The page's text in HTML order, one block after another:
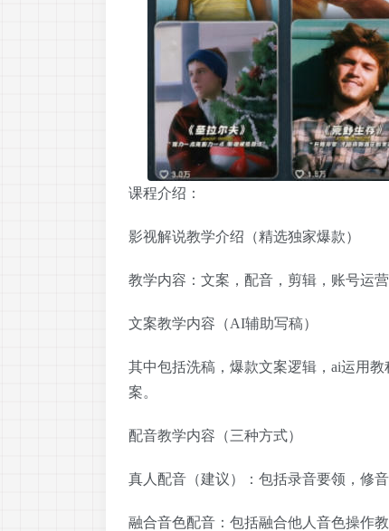
课程介绍：
影视解说教学介绍（精选独家爆款）
教学内容：文案，配音，剪辑，账号运营
文案教学内容（AI辅助写稿）
其中包括洗稿，爆款文案逻辑，ai运用
案。
配音教学内容（三种方式）
真人配音（建议）：包括录音要领，修
融合音色配音：包括融合他人音色操作